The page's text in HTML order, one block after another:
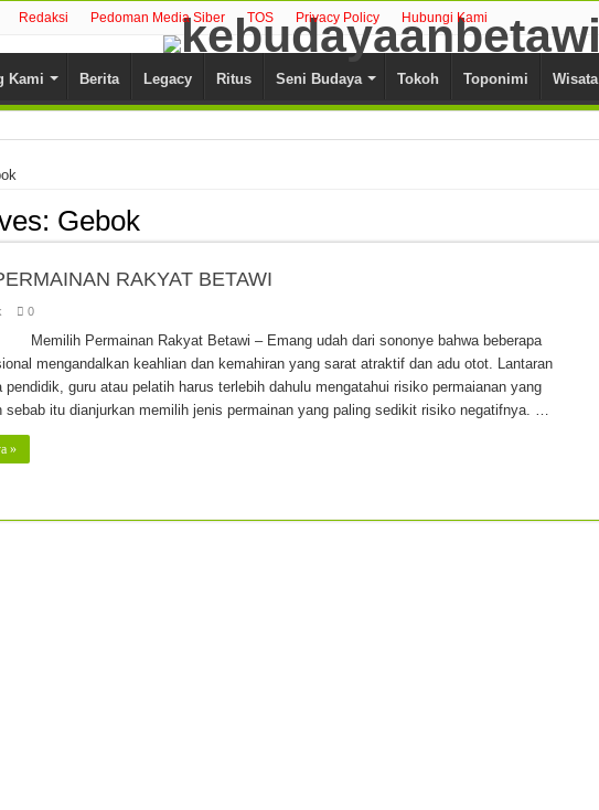
Redaksi Pedoman Media Siber TOS Privacy Policy Hubungi Kami
Kami Berita Legacy Ritus Seni Budaya Tokoh Toponimi Wisata
Gebok
RAKYAT BETAWI
0
Memilih Permainan Rakyat Betawi – Emang udah dari sononye bahwa beberapa
mengandalkan keahlian dan kemahiran yang sarat atraktif dan adu otot. Lantaran
pendidik, guru atau pelatih harus terlebih dahulu mengatahui risiko permaianan yang
sebab itu dianjurkan memilih jenis permainan yang paling sedikit risiko negatifnya. …
»